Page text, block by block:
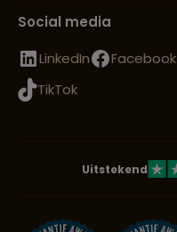
Social media
LinkedIn
Facebook
TikTok
Uitstekend